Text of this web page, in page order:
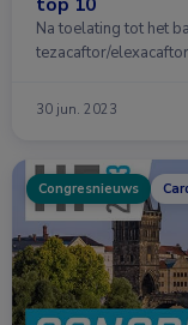
Na toelating tot het
tezacaftor/​
30 jun. 2023
Congresnieuws